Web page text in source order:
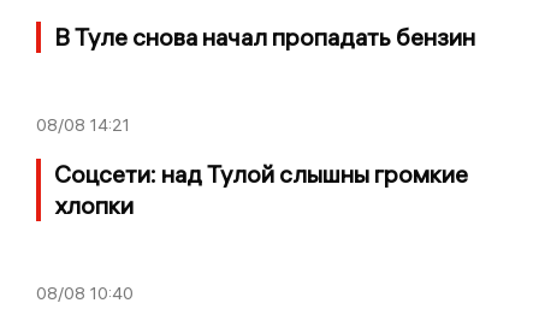
В Туле снова начал пропадать бензин
08/08 14:21
Соцсети: над Тулой слышны громкие
хлопки
08/08 10:40